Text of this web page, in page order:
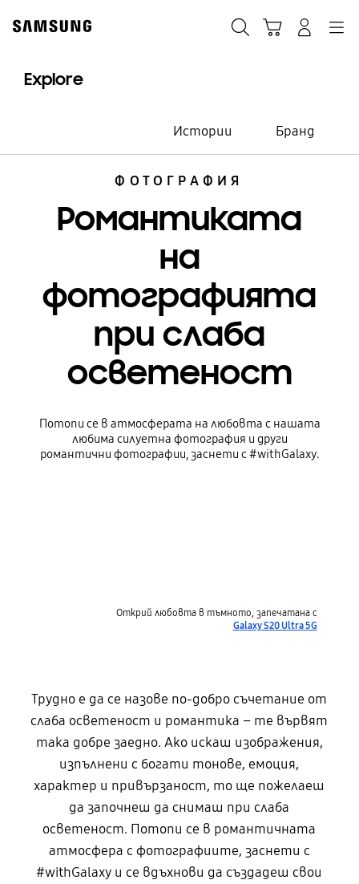
content
Explore
Истории Бранд
ФОТОГРАФИЯ
Романтиката
на
фотографията
при слаба
осветеност
Потопи се в атмосферата на любовта с нашата
любима силуетна фотография и други
романтични фотографии, заснети с #withGalaxy.
Открий любовта в тъмното, запечатана с
Galaxy S20 Ultra 5G
Трудно е да се назове по-добро съчетание от
слаба осветеност и романтика – те вървят
така добре заедно. Ако искаш изображения,
изпълнени с богати тонове, емоция,
характер и привързаност, то ще пожелаеш
да започнеш да снимаш при слаба
осветеност. Потопи се в романтичната
атмосфера с фотографиите, заснети с
#withGalaxy и се вдъхнови да създадеш свои